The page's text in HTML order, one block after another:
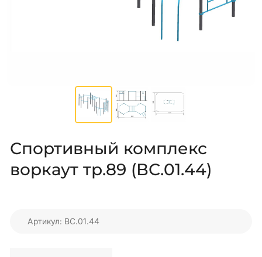
Спортивный комплекс
воркаут тр.89 (ВС.01.44)
Артикул: ВС.01.44